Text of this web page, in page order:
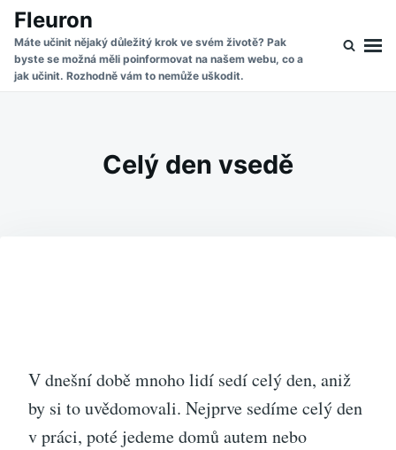
Skip
content
Search
for:
Fleuron
Máte učinit nějaký důležitý krok ve svém životě? Pak
byste se možná měli poinformovat na našem webu, co a
jak učinit. Rozhodně vám to nemůže uškodit.
Celý den vsedě
V dnešní době mnoho lidí sedí celý den, aniž
by si to uvědomovali. Nejprve sedíme celý den
v práci, poté jedeme domů autem nebo